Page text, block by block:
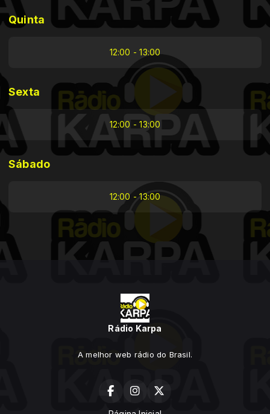
Quinta
12:00 - 13:00
Sexta
12:00 - 13:00
Sábado
12:00 - 13:00
Rádio Karpa
A melhor web rádio do Brasil.